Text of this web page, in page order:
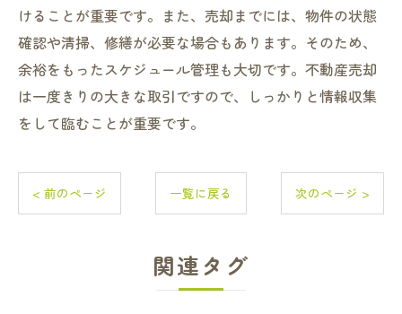
けることが重要です。また、売却までには、物件の状態
確認や清掃、修繕が必要な場合もあります。そのため、
余裕をもったスケジュール管理も大切です。不動産売却
は一度きりの大きな取引ですので、しっかりと情報収集
をして臨むことが重要です。
< 前のページ 一覧に戻る 次のページ >
関連タグ